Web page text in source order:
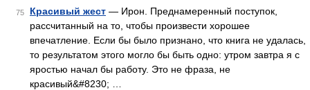
75 Красивый жест — Ирон. Преднамеренный поступок,
рассчитанный на то, чтобы произвести хорошее
впечатление. Если бы было признано, что книга не удалась,
то результатом этого могло бы быть одно: утром завтра я с
яростью начал бы работу. Это не фраза, не
красивый&#8230; …